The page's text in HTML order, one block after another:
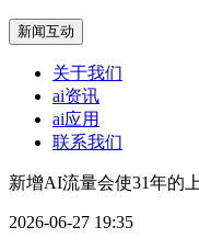
新闻互动
关于我们
ai资讯
ai应用
联系我们
新增AI流量会使31年的
2026-06-27 19:35